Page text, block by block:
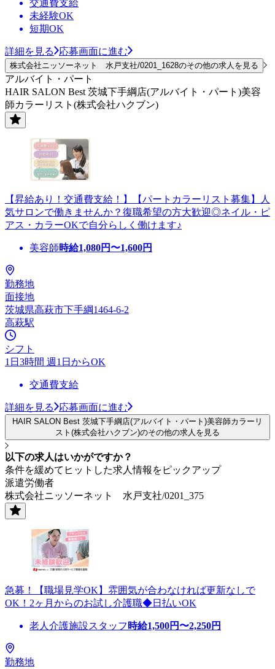
交通費支給
未経験OK
短期OK
詳細を見る 応募画面に進む
株式会社ニッソーネット 水戸支社/0201_1628のその他の求人を見る
アルバイト・パート
HAIR SALON Best 茨城下手綱店(アルバイト・パート)美容
師カラーリスト(株式会社ハクブン)
【昇給あり！交通費支給！】【パートカラーリスト募集】人
気サロンで働きませんか？復職希望の方大歓迎◎ネイル・ピ
アス・カラーOKで自分らしく働けます♪
美容師時給1,080円〜1,600円
勤務地
面接地
茨城県高萩市下手綱1464-6-2
高萩駅
シフト
1日3時間 週1日からOK
交通費支給
詳細を見る 応募画面に進む
HAIR SALON Best 茨城下手綱店(アルバイト・パート)美容師カラーリ
スト(株式会社ハクブン)のその他の求人を見る
以下の求人はいかがですか？
条件を緩めてヒットした求人情報をピックアップ
派遣労働者
株式会社ニッソーネット 水戸支社/0201_375
急募！【職場見学OK】雰囲気が合わなければ更新なしで
OK！2ヶ月からのお試し介護職◆日払いOK
老人介護施設スタッフ 時給1,500円〜2,250円
勤務地